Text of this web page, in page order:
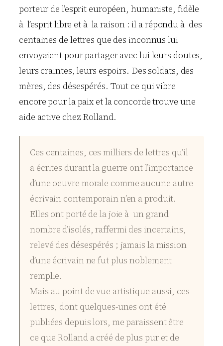
porteur de l’esprit européen, humaniste, fidèle
à l’esprit libre et à la raison : il a répondu à des
centaines de lettres que des inconnus lui
envoyaient pour partager avec lui leurs doutes,
leurs craintes, leurs espoirs. Des soldats, des
mères, des désespérés. Tout ce qui vibre
encore pour la paix et la concorde trouve une
aide active chez Rolland.
Ces centaines, ces milliers de lettres qu’il
a écrites durant la guerre ont l’importance
d’une oeuvre morale comme aucune autre
écrivain contemporain n’en a produit.
Elles ont porté de la joie à un grand
nombre d’isolés, raffermi des incertains,
relevé des désespérés ; jamais la mission
d’une écrivain ne fut plus noblement
remplie.
Mais au point de vue artistique aussi, ces
lettres, dont quelques-unes ont été
publiées depuis lors, me paraissent être
ce que Rolland a créé de plus pur et de